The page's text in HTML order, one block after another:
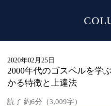
2020年02月25日
2000年代のゴスペルを学
かる特徴と上達法
読了 約6分（3,009字）